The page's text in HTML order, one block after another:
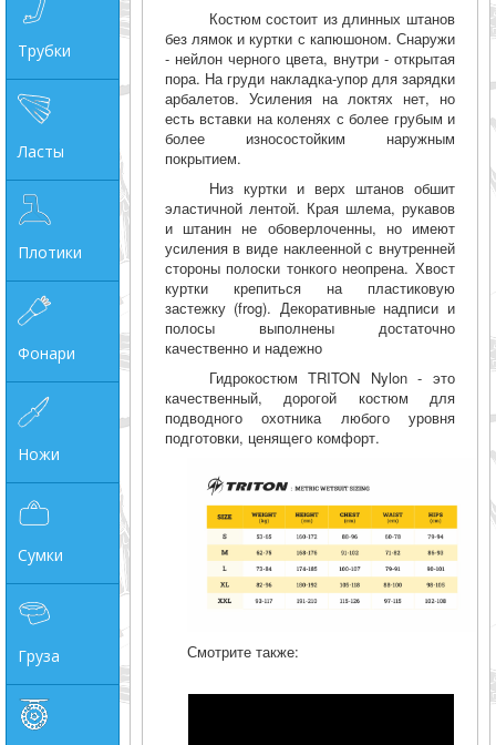
Трубки
Ласты
Плотики
Фонари
Ножи
Сумки
Груза
Костюм состоит из длинных штанов
без лямок и куртки с капюшоном. Снаружи
- нейлон черного цвета, внутри - открытая
пора. На груди накладка-упор для зарядки
арбалетов. Усиления на локтях нет, но
есть вставки на коленях с более грубым и
более износостойким наружным
покрытием.
Низ куртки и верх штанов обшит
эластичной лентой. Края шлема, рукавов
и штанин не обоверлоченны, но имеют
усиления в виде наклеенной с внутренней
стороны полоски тонкого неопрена. Хвост
куртки крепиться на пластиковую
застежку (frog). Декоративные надписи и
полосы выполнены достаточно
качественно и надежно
Гидрокостюм TRITON Nylon - это
качественный, дорогой костюм для
подводного охотника любого уровня
подготовки, ценящего комфорт.
Смотрите также: